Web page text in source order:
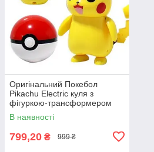
Оригінальний Покебол
Pikachu Electric куля з
фігуркою-трансформером
Покемон Пікачу
В наявності
799,20 ₴ 999 ₴